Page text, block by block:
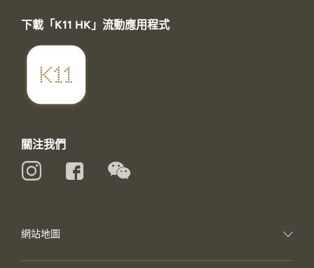
下載「K11 HK」流動應用程式
關注我們
網站地圖